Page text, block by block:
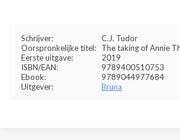
Schrijver:
C.J. Tudor
Oorspronkelijke titel:
The taking of Annie
Eerste uitgave:
2019
ISBN/EAN:
9789400510753
Ebook:
9789044977684
Uitgever:
Bruna